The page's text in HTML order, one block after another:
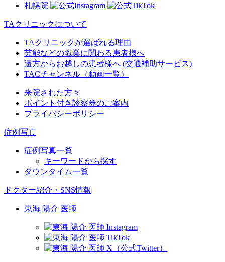
札幌院
TAクリニックについて
TAクリニックが選ばれる理由
芸能などの職業に関わる患者様へ
遠方からお越しの患者様へ (交通補助サービス)
TACチャンネル（動画一覧）
来院された方々
ポイント付き診察券のご案内
プライバシーポリシー
症例写真
症例写真一覧
キーワードから探す
ダウンタイム一覧
ドクター紹介・SNS情報
東海 陽介 医師